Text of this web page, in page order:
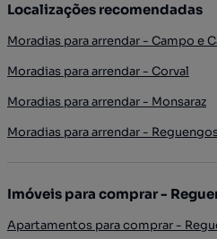
Localizações recomendadas
Moradias para arrendar - Campo e
Moradias para arrendar - Corval
Moradias para arrendar - Monsaraz
Moradias para arrendar -
Imóveis para comprar -
Apartamentos para comprar -